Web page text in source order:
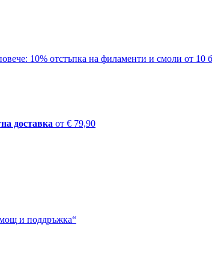
10% отстъпка на филаменти и смоли от 10
доставка от € 79,90
и поддръжка“